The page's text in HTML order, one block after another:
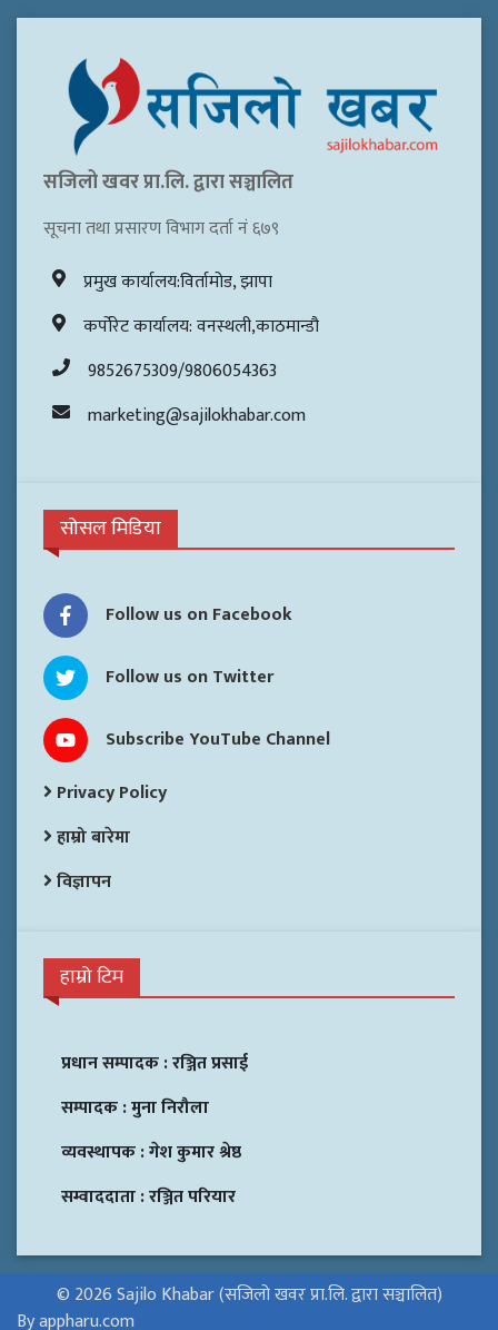
सजिलो खवर प्रा.लि. द्वारा सञ्चालित
सूचना तथा प्रसारण विभाग दर्ता नं ६७९
प्रमुख कार्यालय:विर्तामोड, झापा
कर्पोरेट कार्यालय: वनस्थली,काठमान्डौ
9852675309/9806054363
marketing@sajilokhabar.com
सोसल मिडिया
Follow us on Facebook
Follow us on Twitter
Subscribe YouTube Channel
Privacy Policy
हाम्रो बारेमा
विज्ञापन
हाम्रो टिम
प्रधान सम्पादक :रञ्जित प्रसाई
सम्पादक :मुना निरौला
व्यवस्थापक :गेश कुमार श्रेष्ठ
सम्वाददाता :रञ्जित परियार
© 2026 Sajilo Khabar (सजिलो खवर प्रा.लि. द्वारा सञ्चालित)
By appharu.com